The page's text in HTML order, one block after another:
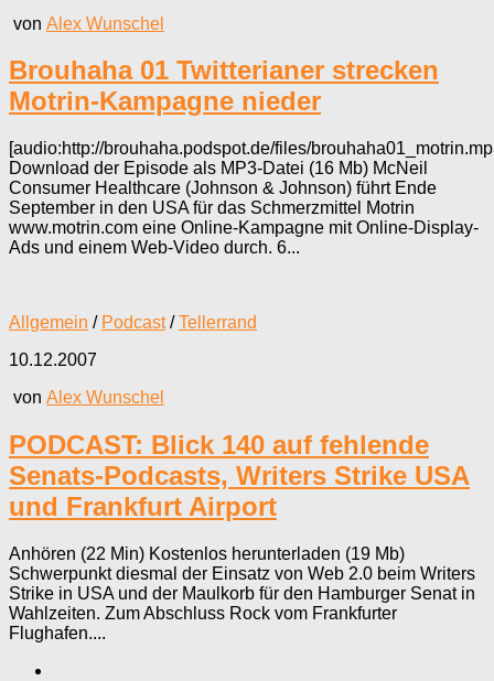
von Alex Wunschel
Brouhaha 01 Twitterianer strecken
Motrin-Kampagne nieder
[audio:http://brouhaha.podspot.de/files/
Download der Episode als MP3-Datei (16 Mb) McNeil
Consumer Healthcare (Johnson & Johnson) führt Ende
September in den USA für das Schmerzmittel Motrin
www.motrin.com eine Online-Kampagne mit Online-Display-
Ads und einem Web-Video durch. 6...
Allgemein / Podcast/Tellerrand
10.12.2007
von Alex Wunschel
PODCAST: Blick 140 auf fehlende
Senats-Podcasts, Writers Strike USA
und Frankfurt Airport
Anhören (22 Min) Kostenlos herunterladen (19 Mb)
Schwerpunkt diesmal der Einsatz von Web 2.0 beim Writers
Strike in USA und der Maulkorb für den Hamburger Senat in
Wahlzeiten. Zum Abschluss Rock vom Frankfurter
Flughafen....